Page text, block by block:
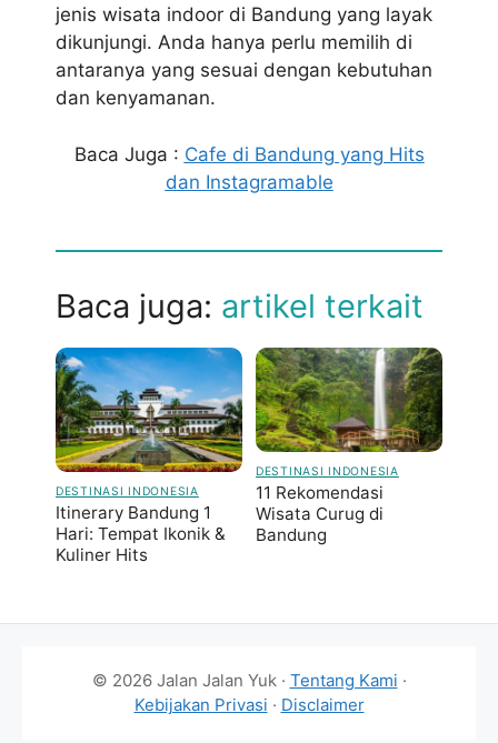
jenis wisata indoor di Bandung yang layak
dikunjungi. Anda hanya perlu memilih di
antaranya yang sesuai dengan kebutuhan
dan kenyamanan.
Baca Juga : Cafe di Bandung yang Hits
dan Instagramable
Baca juga: artikel terkait
DESTINASI INDONESIA
Itinerary Bandung 1
Hari: Tempat Ikonik &
Kuliner Hits
DESTINASI INDONESIA
11 Rekomendasi
Wisata Curug di
Bandung
© 2026 Jalan Jalan Yuk · Tentang Kami ·
Kebijakan Privasi · Disclaimer